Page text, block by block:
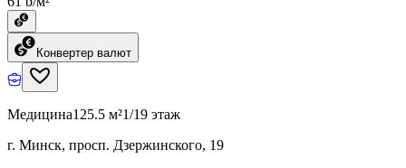
Конвертер валют
Медицина125.5 м²1/19 этаж
г. Минск, просп. Дзержинского, 19